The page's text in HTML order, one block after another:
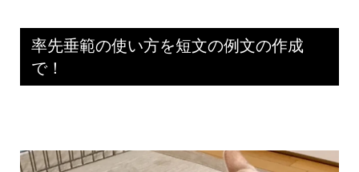
率先垂範の使い方を短文の例文の作成
で！